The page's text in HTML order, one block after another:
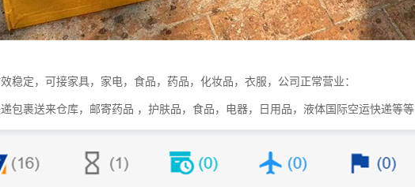
稳定，可接家具，家电，食品，药品，化妆品，衣服，公司正常营业：
包裹送来仓库，邮寄药品 ，护肤品，食品，电器，日用品，液体国际空运快递等等